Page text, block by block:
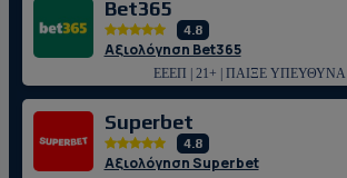
Bet365
4.8
Αξιολόγηση Bet365
ΕΕΕΠ | 21+ | ΠΑΙΞΕ ΥΠΕΥΘΥΝΑ
Superbet
4.8
Αξιολόγηση Superbet